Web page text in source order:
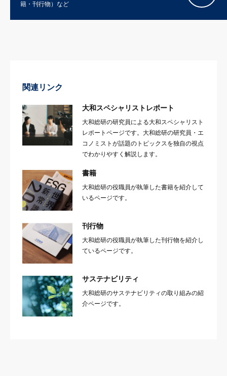
籍・刊行物）など
関連リンク
大和スペシャリストレポート
大和総研の研究員による大和スペシャリスト
レポートページです。大和総研の研究員・エ
コノミストが話題のトピックスを独自の視点
でわかりやすく解説します。
書籍
大和総研の役職員が執筆した書籍を紹介して
いるページです。
刊行物
大和総研の役職員が執筆した刊行物を紹介し
ているページです。
サステナビリティ
大和総研のサステナビリティの取り組みの紹
介ページです。